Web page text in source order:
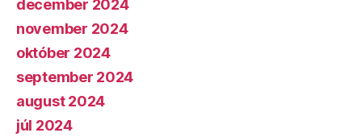
december 2024
november 2024
október 2024
september 2024
august 2024
júl 2024